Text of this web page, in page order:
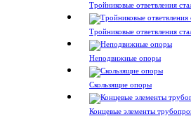
Тройниковые ответвления
Тройниковые ответвления
Неподвижные опоры
Скользящие опоры
Концевые элементы